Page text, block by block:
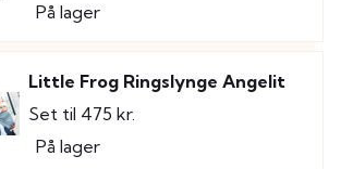
På lager
Little Frog Ringslynge Angelit
Set til 475 kr.
På lager